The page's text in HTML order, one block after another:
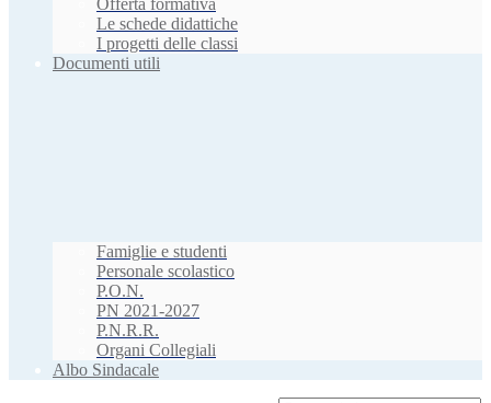
Offerta formativa
Le schede didattiche
I progetti delle classi
Documenti utili
Famiglie e studenti
Personale scolastico
P.O.N.
PN 2021-2027
P.N.R.R.
Organi Collegiali
Albo Sindacale